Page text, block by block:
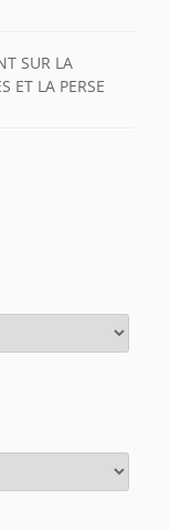
SUR LA
ET LA PERSE